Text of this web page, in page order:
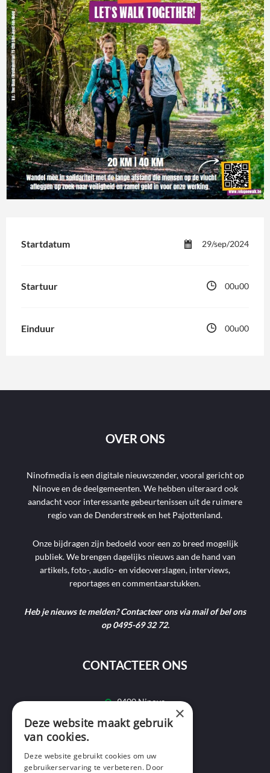
Startdatum 29/sep/2024
Startuur 00u00
Einduur 00u00
OVER ONS
Ninofmedia is een digitale nieuwszender, vooral gericht op
Ninove en de deelgemeenten. We hebben uiteraard ook
aandacht voor interessante gebeurtenissen uit de ruimere
regio van de Denderstreek en het Pajottenland.
Onze bijdragen zijn bedoeld voor een zo breed mogelijk
publiek. We brengen dagelijks nieuws aan de hand van
artikels, foto-, audio- en videoverslagen, interviews,
reportages en commentaarstukken.
Heb je nieuws te melden? Contacteer ons via mail of bel ons
op 0495-69 32 72.
CONTACTEER ONS
9400 Ninove
info@ninofmedia.tv
+32 495 69 32 72
×
Deze website maakt gebruik
van cookies.
Deze website gebruikt cookies om uw
gebruikerservaring te verbeteren. Door